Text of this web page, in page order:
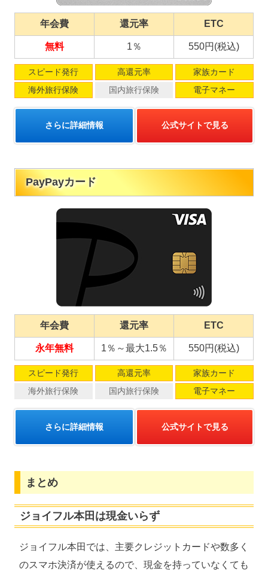
年会費 還元率 ETC
無料 1％ 550円(税込)
スピード発行 高還元率
家族カード
海外旅行保険
国内旅行保険 電子マネー
さらに詳細情報 公式サイトで見る
PayPayカード
年会費 還元率 ETC
永年無料 1％～最大1.5％ 550円(税込)
スピード発行 高還元率
家族カード
海外旅行保険
国内旅行保険 電子マネー
さらに詳細情報 公式サイトで見る
まとめ
ジョイフル本田は現金いらず
ジョイフル本田では、主要クレジットカードや数多く
のスマホ決済が使えるので、現金を持っていなくても